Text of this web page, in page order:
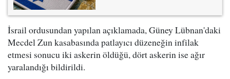
İsrail ordusundan yapılan açıklamada, Güney Lübnan'daki
Mecdel Zun kasabasında patlayıcı düzeneğin infilak
etmesi sonucu iki askerin öldüğü, dört askerin ise ağır
yaralandığı bildirildi.